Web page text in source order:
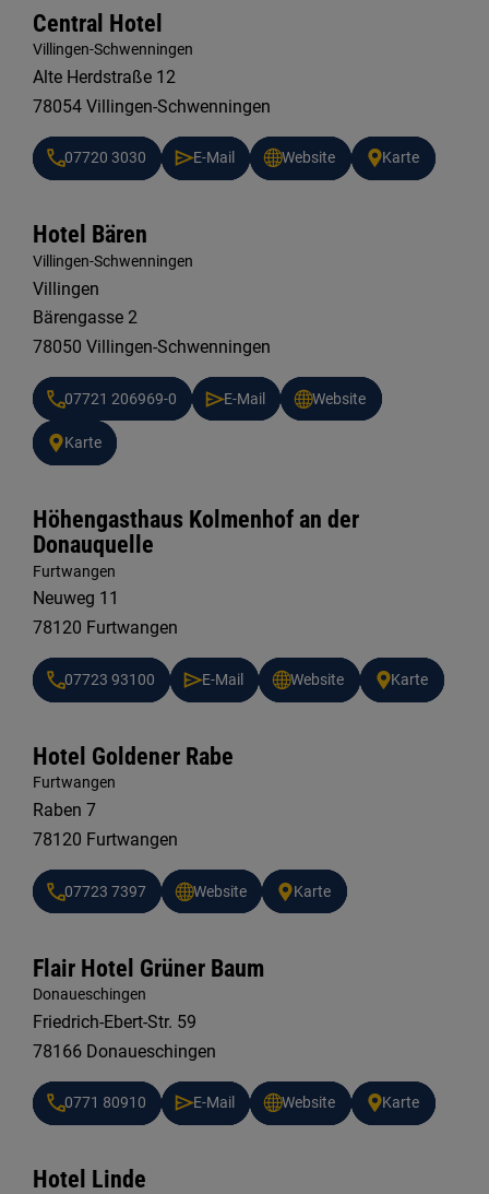
Central Hotel
Villingen-Schwenningen
Alte Herdstraße 12
78054 Villingen-Schwenningen
07720 3030 E-Mail Website Karte
Hotel Bären
Villingen-Schwenningen
Villingen
Bärengasse 2
78050 Villingen-Schwenningen
07721 206969-0 E-Mail Website
Karte
Höhengasthaus Kolmenhof an der
Donauquelle
Furtwangen
Neuweg 11
78120 Furtwangen
07723 93100 E-Mail Website Karte
Hotel Goldener Rabe
Furtwangen
Raben 7
78120 Furtwangen
07723 7397 Website Karte
Flair Hotel Grüner Baum
Donaueschingen
Friedrich-Ebert-Str. 59
78166 Donaueschingen
0771 80910 E-Mail Website Karte
Hotel Linde